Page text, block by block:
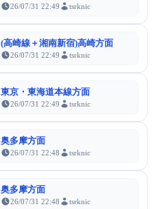
26/07/31 22:49 tsrknic
(高崎線＋湘南新宿)高崎方面
26/07/31 22:49 tsrknic
東京・東海道本線方面
26/07/31 22:49 tsrknic
奥多摩方面
26/07/31 22:48 tsrknic
奥多摩方面
26/07/31 22:48 tsrknic